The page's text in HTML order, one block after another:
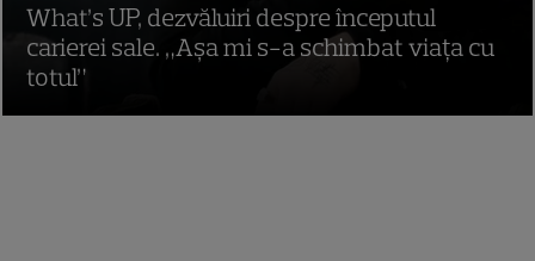
What’s UP, dezvăluiri despre începutul
carierei sale. „Așa mi s-a schimbat viața cu
totul”